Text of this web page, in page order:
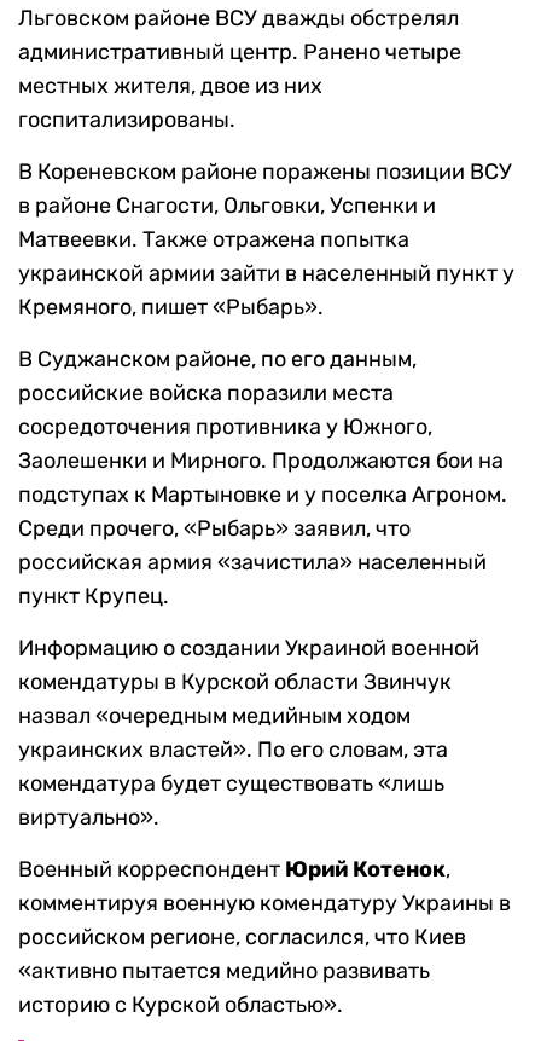
Льговском районе ВСУ дважды обстрелял
административный центр. Ранено четыре
местных жителя, двое из них
госпитализированы.
В Кореневском районе поражены позиции ВСУ
в районе Снагости, Ольговки, Успенки и
Матвеевки. Также отражена попытка
украинской армии зайти в населенный пункт у
Кремяного, пишет «Рыбарь».
В Суджанском районе, по его данным,
российские войска поразили места
сосредоточения противника у Южного,
Заолешенки и Мирного. Продолжаются бои на
подступах к Мартыновке и у поселка Агроном.
Среди прочего, «Рыбарь» заявил, что
российская армия «зачистила» населенный
пункт Крупец.
Информацию о создании Украиной военной
комендатуры в Курской области Звинчук
назвал «очередным медийным ходом
украинских властей». По его словам, эта
комендатура будет существовать «лишь
виртуально».
Военный корреспондент Юрий Котенок,
комментируя военную комендатуру Украины в
российском регионе, согласился, что Киев
«активно пытается медийно развивать
историю с Курской областью».